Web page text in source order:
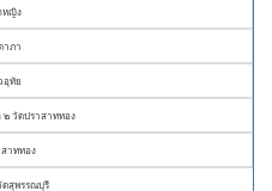
หญิง
าภา
อุทัย
๒ วัดปราสาททอง
าททอง
สุพรรณบุรี